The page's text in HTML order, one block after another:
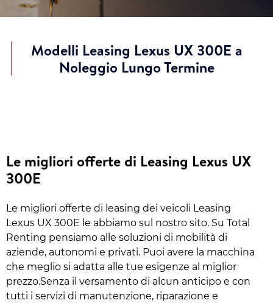
Modelli Leasing Lexus UX 300E a
Noleggio Lungo Termine
Le migliori offerte di Leasing Lexus UX
300E
Le migliori offerte di leasing dei veicoli Leasing
Lexus UX 300E le abbiamo sul nostro sito. Su Total
Renting pensiamo alle soluzioni di mobilità di
aziende, autonomi e privati. Puoi avere la macchina
che meglio si adatta alle tue esigenze al miglior
prezzo.Senza il versamento di alcun anticipo e con
tutti i servizi di manutenzione, riparazione e